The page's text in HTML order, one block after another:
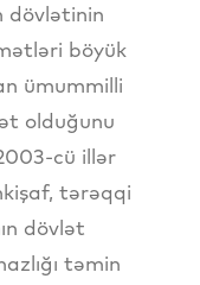
dövlətinin
böyük
ümummilli
olduğunu
cü illər
tərəqqi
dövlət
təmin